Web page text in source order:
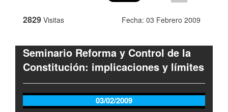
2829 Visitas Fecha: 03 Febrero 2009
Seminario Reforma y Control de la
Constitución: implicaciones y límites
03/02/2009